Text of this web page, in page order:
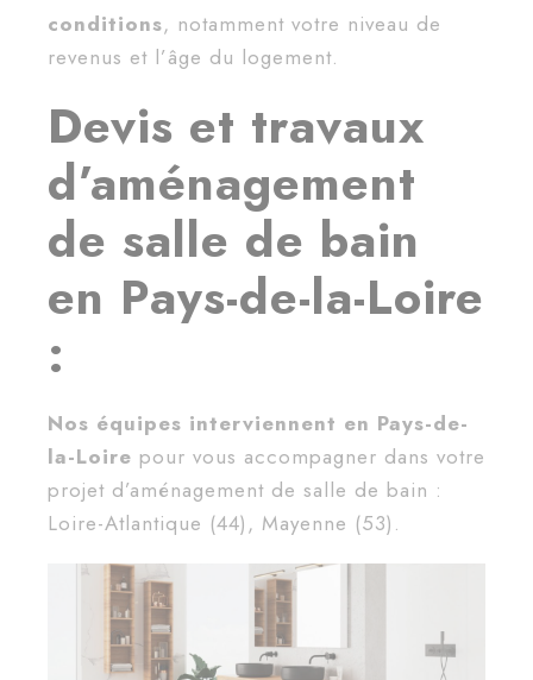
conditions, notamment votre niveau de
revenus et l’âge du logement.
Devis et travaux
d’aménagement
de salle de bain
en Pays-de-la-Loire
:
Nos équipes interviennent en Pays-de-
la-Loire pour vous accompagner dans votre
projet d’aménagement de salle de bain :
Loire-Atlantique (44), Mayenne (53).